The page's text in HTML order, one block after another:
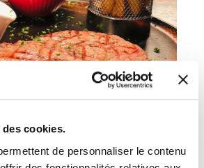
cookies.
de personnaliser le contenu